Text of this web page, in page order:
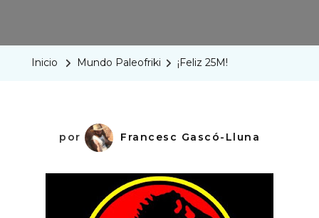
Inicio Mundo Paleofriki ¡Feliz 25M!
por Francesc Gascó-Lluna